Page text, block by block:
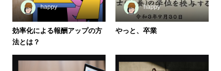
happy
効率化による報酬アップの方
法とは？
happy
やっと、卒業